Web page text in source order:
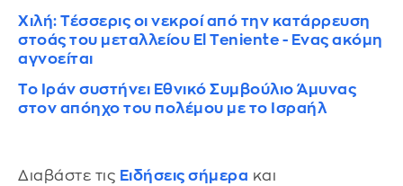
Χιλή: Τέσσερις οι νεκροί από την κατάρρευση
στοάς του μεταλλείου El Teniente - Ενας ακόμη
αγνοείται
Το Ιράν συστήνει Εθνικό Συμβούλιο Άμυνας
στον απόηχο του πολέμου με το Ισραήλ
Διαβάστε τις Ειδήσεις σήμερα και